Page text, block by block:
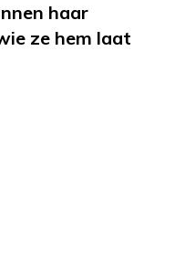
haar
ze hem laat